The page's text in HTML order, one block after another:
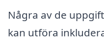
Några av de
kan utföra